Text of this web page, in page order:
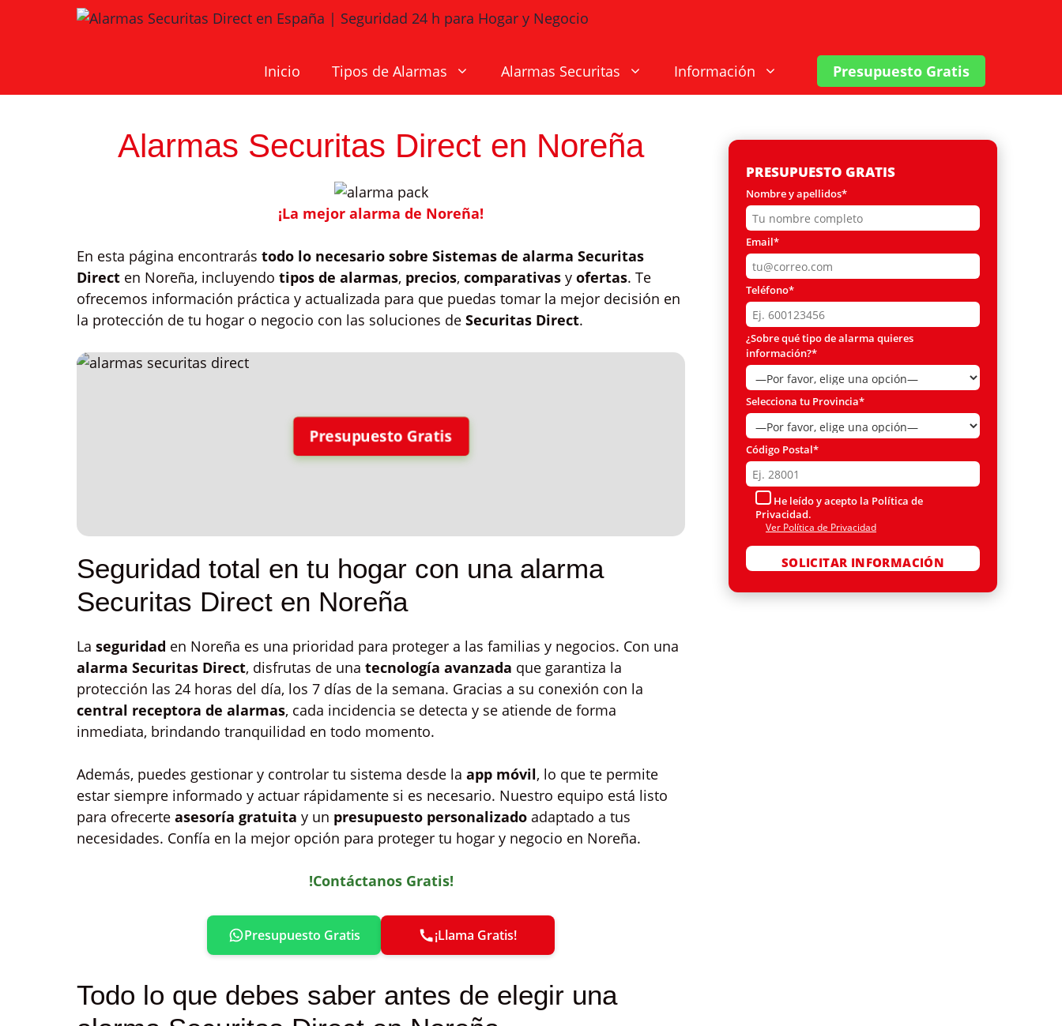
Inicio
Tipos de Alarmas Alarmas Securitas Información Presupuesto Gratis
Alarmas Securitas Direct en Noreña
¡La mejor alarma de Noreña!
En esta página encontrarás todo lo necesario sobre Sistemas de alarma Securitas
Direct en Noreña, incluyendo tipos de alarmas, precios, comparativas y ofertas. Te
ofrecemos información práctica y actualizada para que puedas tomar la mejor decisión en
la protección de tu hogar o negocio con las soluciones de Securitas Direct.
Presupuesto Gratis
Seguridad total en tu hogar con una alarma
Securitas Direct en Noreña
La seguridad en Noreña es una prioridad para proteger a las familias y negocios. Con una
alarma Securitas Direct, disfrutas de una tecnología avanzada que garantiza la
protección las 24 horas del día, los 7 días de la semana. Gracias a su conexión con la
central receptora de alarmas, cada incidencia se detecta y se atiende de forma
inmediata, brindando tranquilidad en todo momento.
Además, puedes gestionar y controlar tu sistema desde la app móvil, lo que te permite
estar siempre informado y actuar rápidamente si es necesario. Nuestro equipo está listo
para ofrecerte asesoría gratuita y un presupuesto personalizado adaptado a tus
necesidades. Confía en la mejor opción para proteger tu hogar y negocio en Noreña.
!Contáctanos Gratis!
Presupuesto Gratis ¡Llama Gratis!
Todo lo que debes saber antes de elegir una
PRESUPUESTO GRATIS
Nombre y apellidos*
Email*
Teléfono*
¿Sobre qué tipo de alarma quieres
información?*
Selecciona tu Provincia*
Código Postal*
He leído y acepto la Política de
Privacidad.
Ver Política de Privacidad
Por favor, deja este campo vacío.